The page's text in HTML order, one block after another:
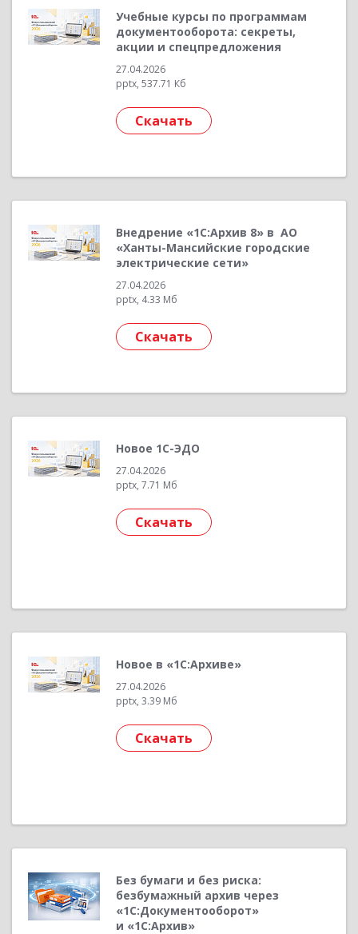
Учебные курсы по программам
документооборота: секреты,
акции и спецпредложения
27.04.2026
pptx, 537.71 Кб
Скачать
Внедрение «1С:Архив 8» в АО
«Ханты-Мансийские городские
электрические сети»
27.04.2026
pptx, 4.33 Мб
Скачать
Новое 1С-ЭДО
27.04.2026
pptx, 7.71 Мб
Скачать
Новое в «1С:Архиве»
27.04.2026
pptx, 3.39 Мб
Скачать
Без бумаги и без риска:
безбумажный архив через
«1С:Документооборот»
и «1С:Архив»